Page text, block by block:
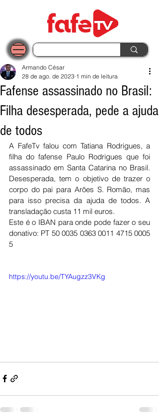
Fafense assassinado no Brasil:
Filha desesperada, pede a ajuda
de todos
Armando César
28 de ago. de 2023 1 min de leitura
A FafeTv falou com Tatiana Rodrigues, a
filha do fafense Paulo Rodrigues que foi
assassinado em Santa Catarina no Brasil.
Desesperada, tem o objetivo de trazer o
corpo do pai para Arões S. Romão, mas
para isso precisa da ajuda de todos. A
transladação custa 11 mil euros.
Este é o IBAN para onde pode fazer o seu
donativo: PT 50 0035 0363 0011 4715 0005
5
https://youtu.be/TYAugzz3VKg